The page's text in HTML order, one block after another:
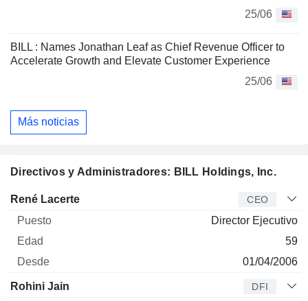
25/06
BILL : Names Jonathan Leaf as Chief Revenue Officer to
Accelerate Growth and Elevate Customer Experience
25/06
Más noticias
Directivos y Administradores: BILL Holdings, Inc.
Director Puesto
René Lacerte CEO
Director Ejecutivo
59
01/04/2006
Rohini Jain DFI